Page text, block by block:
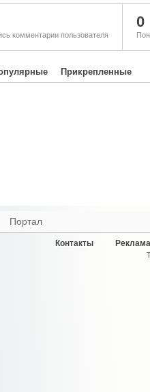
комментарии пользователя
0
Прикрепленные
Портал
Контакты